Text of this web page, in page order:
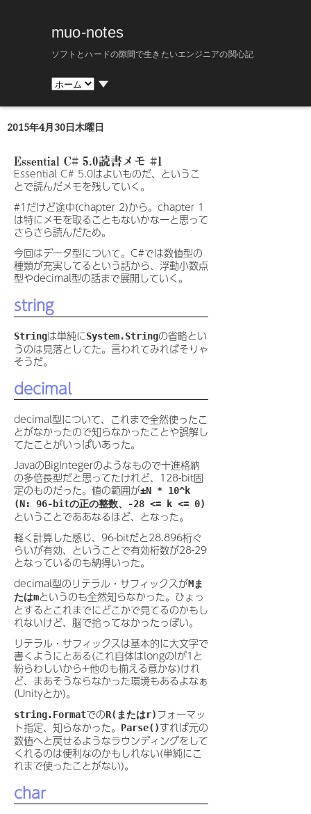
muo-notes
ソフトとハードの隙間で生きたいエンジニアの関心記
▼
2015年4月30日木曜日
Essential C# 5.0読書メモ #1
Essential C# 5.0はよいものだ、というこ
とで読んだメモを残していく。
#1だけど途中(chapter 2)から。chapter 1
は特にメモを取ることもないかなーと思って
さらさら読んだため。
今回はデータ型について。C#では数値型の
種類が充実してるという話から、浮動小数点
型やdecimal型の話まで展開していく。
string
Stringは単純にSystem.Stringの省略とい
うのは見落としてた。言われてみればそりゃ
そうだ。
decimal
decimal型について、これまで全然使ったこ
とがなかったので知らなかったことや誤解し
てたことがいっぱいあった。
JavaのBigIntegerのようなもので十進格納
の多倍長型だと思ってたけれど、128-bit固
定のものだった。値の範囲が±N * 10^k
(N: 96-bitの正の整数、-28 <= k <= 0)
ということでああなるほど、となった。
軽く計算した感じ、96-bitだと28.896桁ぐ
らいが有効、ということで有効桁数が28-29
となっているのも納得いった。
decimal型のリテラル・サフィックスがMま
たはmというのも全然知らなかった。ひょっ
とするとこれまでにどこかで見てるのかもし
れないけど、脳で拾ってなかったっぽい。
リテラル・サフィックスは基本的に大文字で
書くようにとある(これ自体はlongのlが1と
紛らわしいから+他のも揃える意かな)けれ
ど、まあそうならなかった環境もあるよなぁ
(Unityとか)。
string.FormatでのR(またはr)フォーマッ
ト指定、知らなかった。
Parse()すれば元の
数値へと戻せるようなラウンディングをして
くれるのは便利なのかもしれない(単純にこ
れまで使ったことがない)。
char